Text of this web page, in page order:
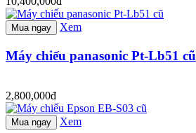
Mua ngay Xem
Máy chiếu panasonic Pt-Lb51 cũ
2,800,000đ
Mua ngay Xem